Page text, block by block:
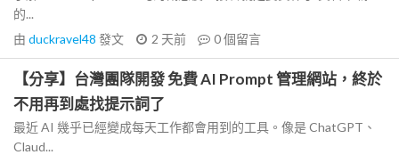
的...
由 duckravel48 發文 2 天前 0個留言
【分享】台灣團隊開發 免費 AI Prompt 管理網站，終於
不用再到處找提示詞了
最近 AI 幾乎已經變成每天工作都會用到的工具。像是 ChatGPT、
Claud...